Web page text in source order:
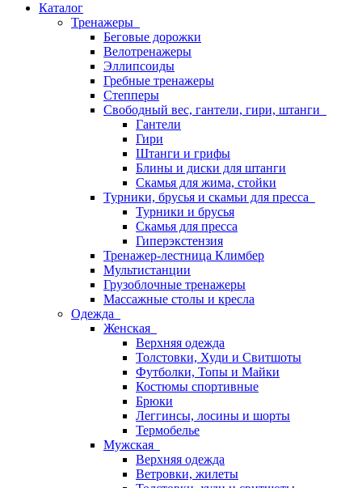
Каталог
Тренажеры
Беговые дорожки
Велотренажеры
Эллипсоиды
Гребные тренажеры
Степперы
Свободный вес, гантели, гири, штанги
Гантели
Гири
Штанги и грифы
Блины и диски для штанги
Скамья для жима, стойки
Турники, брусья и скамьи для пресса
Турники и брусья
Скамья для пресса
Гиперэкстензия
Тренажер-лестница Климбер
Мультистанции
Грузоблочные тренажеры
Массажные столы и кресла
Одежда
Женская
Верхняя одежда
Толстовки, Худи и Свитшоты
Футболки, Топы и Майки
Костюмы спортивные
Брюки
Леггинсы, лосины и шорты
Термобелье
Мужская
Верхняя одежда
Ветровки, жилеты